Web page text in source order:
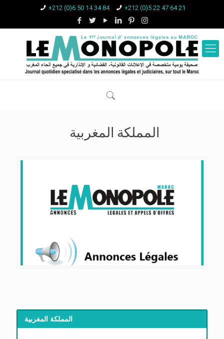
+212 (0)6 50 14 34 84 +212 (0)5 22 47 64 21
المملكة المغربية
المملكة المغربية